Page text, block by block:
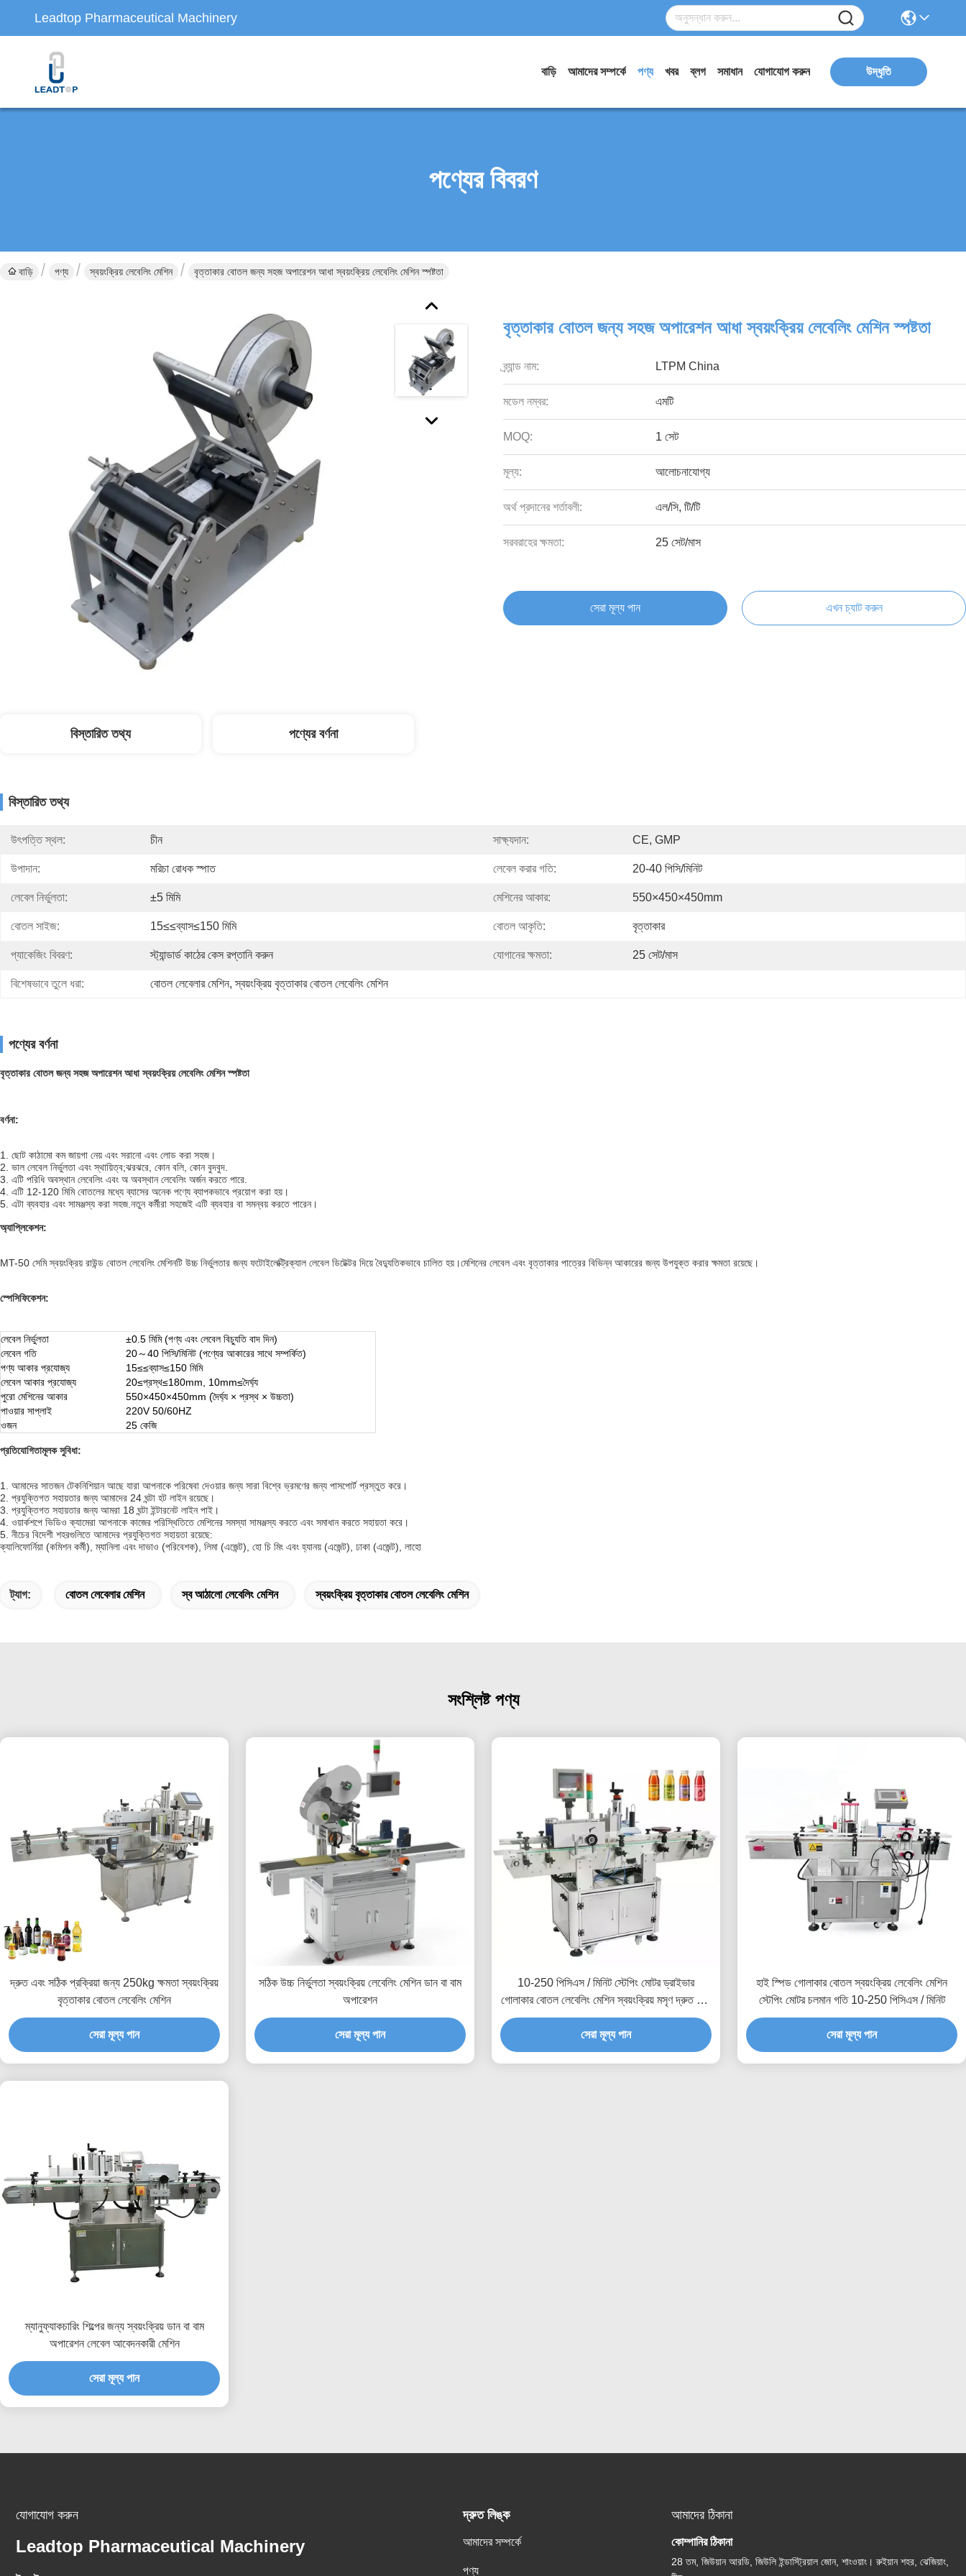
Leadtop Pharmaceutical Machinery
বাড়ি আমাদের সম্পর্কে পণ্য খবর ব্লগ সমাধান যোগাযোগ করুন উদ্ধৃতি
পণ্যের বিবরণ
বাড়ি পণ্য স্বয়ংক্রিয় লেবেলিং মেশিন বৃত্তাকার বোতল জন্য সহজ অপারেশন আধা স্বয়ংক্রিয় লেবেলিং মেশিন স্পষ্টতা
বৃত্তাকার বোতল জন্য সহজ অপারেশন আধা স্বয়ংক্রিয় লেবেলিং মেশিন স্পষ্টতা
ব্র্যান্ড নাম: LTPM China
মডেল নম্বর: এমটি
MOQ: 1 সেট
মূল্য: আলোচনাযোগ্য
অর্থ প্রদানের শর্তাবলী: এল/সি, টি/টি
সরবরাহের ক্ষমতা: 25 সেট/মাস
সেরা মূল্য পান এখন চ্যাট করুন
বিস্তারিত তথ্য পণ্যের বর্ণনা
বিস্তারিত তথ্য
উৎপত্তি স্থল: চীন সাক্ষ্যদান: CE, GMP
উপাদান: মরিচা রোধক স্পাত লেবেল করার গতি: 20-40 পিসি/মিনিট
লেবেল নির্ভুলতা: ±5 মিমি মেশিনের আকার: 550×450×450mm
বোতল সাইজ: 15≤≤ব্যাস≤150 মিমি বোতল আকৃতি: বৃত্তাকার
প্যাকেজিং বিবরণ: স্ট্যান্ডার্ড কাঠের কেস রপ্তানি করুন যোগানের ক্ষমতা: 25 সেট/মাস
বিশেষভাবে তুলে ধরা: বোতল লেবেলার মেশিন, স্বয়ংক্রিয় বৃত্তাকার বোতল লেবেলিং মেশিন
পণ্যের বর্ণনা
বৃত্তাকার বোতল জন্য সহজ অপারেশন আধা স্বয়ংক্রিয় লেবেলিং মেশিন স্পষ্টতা
বর্ণনা:
1. ছোট কাঠামো কম জায়গা নেয় এবং সরানো এবং লোড করা সহজ।
2. ভাল লেবেল নির্ভুলতা এবং স্থায়িত্ব;ঝরঝরে, কোন বলি, কোন বুদবুদ.
3. এটি পরিধি অবস্থান লেবেলিং এবং অ অবস্থান লেবেলিং অর্জন করতে পারে.
4. এটি 12-120 মিমি বোতলের মধ্যে ব্যাসের অনেক পণ্যে ব্যাপকভাবে প্রয়োগ করা হয়।
5. এটা ব্যবহার এবং সামঞ্জস্য করা সহজ.নতুন কর্মীরা সহজেই এটি ব্যবহার বা সমন্বয় করতে পারেন।
অ্যাপ্লিকেশন:
MT-50 সেমি স্বয়ংক্রিয় রাউন্ড বোতল লেবেলিং মেশিনটি উচ্চ নির্ভুলতার জন্য ফটোইলেক্ট্রিক্যাল লেবেল ডিটেক্টর দিয়ে বৈদ্যুতিকভাবে চালিত হয়।মেশিনের লেবেল এবং বৃত্তাকার পাত্রের বিভিন্ন আকারের জন্য উপযুক্ত করার ক্ষমতা রয়েছে।
স্পেসিফিকেশন:
লেবেল নির্ভুলতা
±0.5 মিমি (পণ্য এবং লেবেল বিচ্যুতি বাদ দিন)
লেবেল গতি
20～40 পিসি/মিনিট (পণ্যের আকারের সাথে সম্পর্কিত)
পণ্য আকার প্রযোজ্য
15≤≤ব্যাস≤150 মিমি
লেবেল আকার প্রযোজ্য
20≤প্রস্থ≤180mm, 10mm≤দৈর্ঘ্য
পুরো মেশিনের আকার
550×450×450mm (দৈর্ঘ্য × প্রস্থ × উচ্চতা)
পাওয়ার সাপ্লাই
220V 50/60HZ
ওজন
25 কেজি
প্রতিযোগিতামূলক সুবিধা:
1. আমাদের সাতজন টেকনিশিয়ান আছে যারা আপনাকে পরিষেবা দেওয়ার জন্য সারা বিশ্বে ভ্রমণের জন্য পাসপোর্ট প্রস্তুত করে।
2. প্রযুক্তিগত সহায়তার জন্য আমাদের 24 ঘন্টা হট লাইন রয়েছে।
3. প্রযুক্তিগত সহায়তার জন্য আমরা 18 ঘন্টা ইন্টারনেট লাইন পাই।
4. ওয়ার্কশপে ভিডিও ক্যামেরা আপনাকে কাজের পরিস্থিতিতে মেশিনের সমস্যা সামঞ্জস্য করতে এবং সমাধান করতে সহায়তা করে।
5. নীচের বিদেশী শহরগুলিতে আমাদের প্রযুক্তিগত সহায়তা রয়েছে:
ক্যালিফোর্নিয়া (কমিশন কর্মী), ম্যানিলা এবং দাভাও (পরিবেশক), লিমা (এজেন্ট), হো চি মিং এবং হ্যানয় (এজেন্ট), ঢাকা (এজেন্ট), লাহো
ট্যাগ: বোতল লেবেলার মেশিন স্ব আঠালো লেবেলিং মেশিন স্বয়ংক্রিয় বৃত্তাকার বোতল লেবেলিং মেশিন
সংশ্লিষ্ট পণ্য
দ্রুত এবং সঠিক প্রক্রিয়া জন্য 250kg ক্ষমতা স্বয়ংক্রিয়
বৃত্তাকার বোতল লেবেলিং মেশিন
সেরা মূল্য পান
সঠিক উচ্চ নির্ভুলতা স্বয়ংক্রিয় লেবেলিং মেশিন ডান বা বাম
অপারেশন
সেরা মূল্য পান
10-250 পিসিএস / মিনিট স্টেপিং মোটর ড্রাইভার
গোলাকার বোতল লেবেলিং মেশিন স্বয়ংক্রিয় মসৃণ দ্রুত এবং
সঠিক লেবেলিং জন্য
সেরা মূল্য পান
হাই স্পিড গোলাকার বোতল স্বয়ংক্রিয় লেবেলিং মেশিন
স্টেপিং মোটর চলমান গতি 10-250 পিসিএস / মিনিট
সেরা মূল্য পান
ম্যানুফ্যাকচারিং শিল্পের জন্য স্বয়ংক্রিয় ডান বা বাম
অপারেশন লেবেল আবেদনকারী মেশিন
সেরা মূল্য পান
যোগাযোগ করুন
Leadtop Pharmaceutical Machinery
দ্রুত লিঙ্ক
আমাদের সম্পর্কে
পণ্য
আমাদের ঠিকানা
কোম্পানির ঠিকানা
28 তম, জিউয়ান আরডি, জিউলি ইন্ডাস্ট্রিয়াল জোন, শাংওয়াং। রুইয়ান শহর, ঝেজিয়াং,